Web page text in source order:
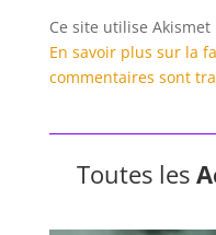
Ce site utilise
En savoir plus sur la
commentaires sont
Toutes les